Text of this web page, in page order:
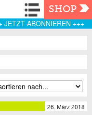
Navigation
SHOP
JETZT ABONNIEREN +++
26. März 2018